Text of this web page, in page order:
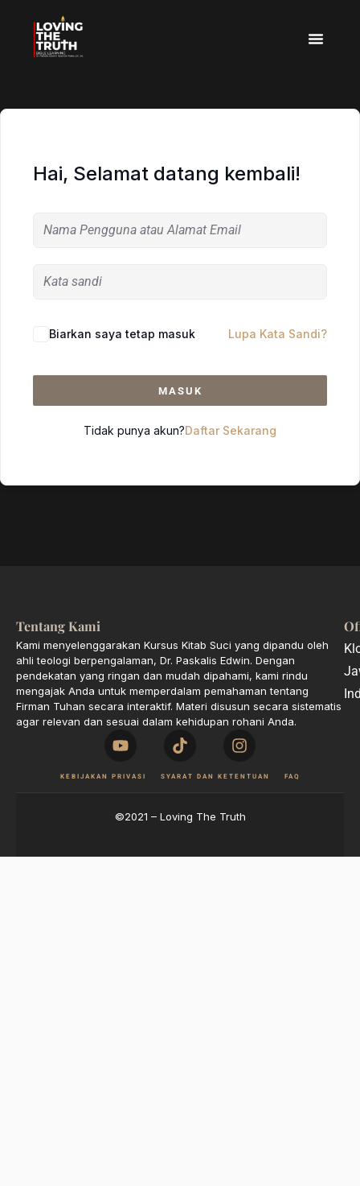
Hai, Selamat datang kembali!
Biarkan saya tetap masuk Lupa Kata Sandi?
MASUK
Tidak punya akun?Daftar Sekarang
Tentang Kami
Kami menyelenggarakan Kursus Kitab Suci yang dipandu oleh
ahli teologi berpengalaman, Dr. Paskalis Edwin. Dengan
pendekatan yang ringan dan mudah dipahami, kami rindu
mengajak Anda untuk memperdalam pemahaman tentang
Firman Tuhan secara interaktif. Materi disusun secara sistematis
agar relevan dan sesuai dalam kehidupan rohani Anda.
KEBIJAKAN PRIVASI SYARAT DAN KETENTUAN FAQ
©2021 – Loving The Truth